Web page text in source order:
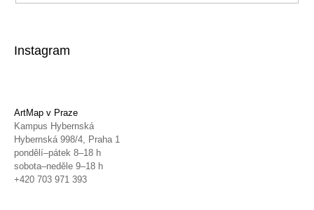
Instagram
ArtMap v Praze
Kampus Hybernská
Hybernská 998/4, Praha 1
pondělí–pátek 8–18 h
sobota–neděle 9–18 h
+420 703 971 393